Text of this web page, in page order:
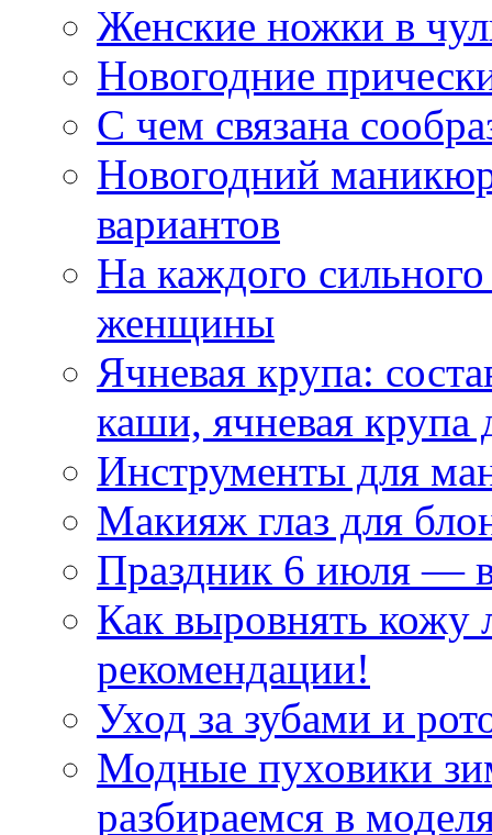
Женские ножки в
Новогодние
С чем связана
Новогодний
вариантов
На каждого
женщины
Ячневая крупа:
каши, ячневая крупа
Инструменты для
Макияж глаз для
Праздник 6 июля —
Как выровнять кожу
рекомендации!
Уход за зубами и
Модные пуховики
разбираемся в